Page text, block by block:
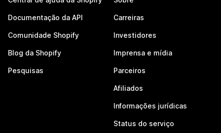
Documentação da API
Comunidade Shopify
Blog da Shopify
Pesquisas
Carreiras
Investidores
Imprensa e mídia
Parceiros
Afiliados
Informações jurídicas
Status do serviço